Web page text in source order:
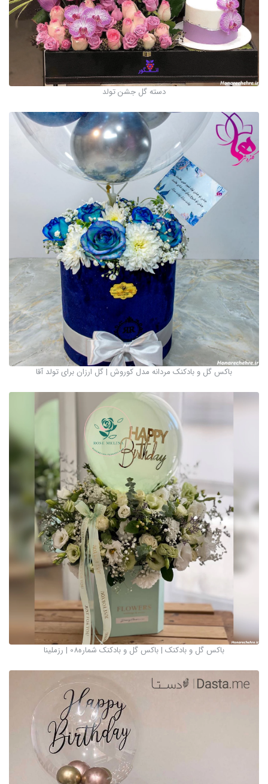
دسته گل جشن تولد
باکس گل و بادکنک مردانه مدل کوروش | گل ارزان برای تولد آقا
باکس گل و بادکنک | باکس گل و بادکنک شماره08 | رزملینا